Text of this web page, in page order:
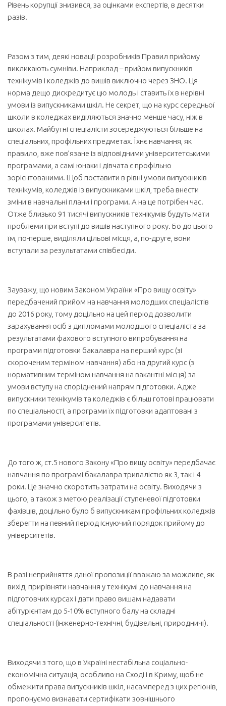
Рівень корупції знизився, за оцінками експертів, в десятки
разів.
Разом з тим, деякі новації розробників Правил прийому
викликають сумніви. Наприклад – прийом випускників
технікумів і коледжів до вишів виключно через ЗНО. Ця
норма дещо дискредитує цю молодь і ставить їх в нерівні
умови із випускниками шкіл. Не секрет, що на курс середньої
школи в коледжах виділяються значно менше часу, ніж в
школах. Майбутні спеціалісти зосереджуються більше на
спеціальних, профільних предметах. Їхнє навчання, як
правило, вже пов’язане із відповідними університетськими
програмами, а самі юнаки і дівчата є профільно
зорієнтованими. Щоб поставити в рівні умови випускників
технікумів, коледжів із випускниками шкіл, треба внести
зміни в навчальні плани і програми. А на це потрібен час.
Отже близько 91 тисячі випускників технікумів будуть мати
проблеми при вступі до вишів наступного року. Бо до цього
їм, по-перше, виділяли цільові місця, а, по-друге, вони
вступали за результатами співбесіди.
Зауважу, що новим Законом України «Про вищу освіту»
передбачений прийом на навчання молодших спеціалістів
до 2016 року, тому доцільно на цей період дозволити
зарахування осіб з дипломами молодшого спеціаліста за
результатами фахового вступного випробування на
програми підготовки бакалавра на перший курс (зі
скороченим терміном навчання) або на другий курс (з
нормативним терміном навчання на вакантні місця) за
умови вступу на споріднений напрям підготовки. Адже
випускники технікумів та коледжів є більш готові працювати
по спеціальності, а програми їх підготовки адаптовані з
програмами університетів.
До того ж, ст.5 нового Закону «Про вищу освіту» передбачає
навчання по програмі бакалавра тривалістю як 3, так і 4
роки. Це значно скоротить затрати на освіту. Виходячи з
цього, а також з метою реалізації ступеневої підготовки
фахівців, доцільно було б випускникам профільних коледжів
зберегти на певний період існуючий порядок прийому до
університетів.
В разі неприйняття даної пропозиції вважаю за можливе, як
вихід, прирівняти навчання у технікумі до навчання на
підготовчих курсах і дати право вишам надавати
абітурієнтам до 5-10% вступного балу на складні
спеціальності (інженерно-технічні, будівельні, природничі).
Виходячи з того, що в Україні нестабільна соціально-
економічна ситуація, особливо на Сході і в Криму, щоб не
обмежити права випускників шкіл, насамперед з цих регіонів,
пропонуємо визнавати сертифікати зовнішнього